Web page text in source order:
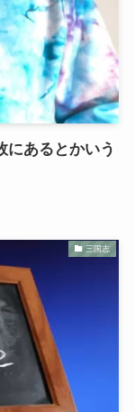
にあるとかいう
三国志